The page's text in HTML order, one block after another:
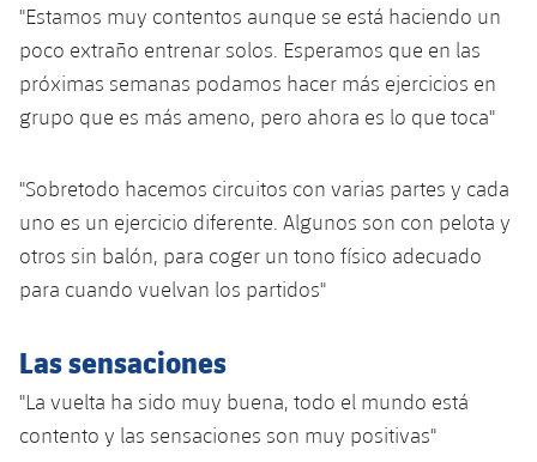
Jugadores
Fotos
Palmarés
Clasificaciones
Infantil
Alevín
Información general
plusicon
más
Noticias
Atletismo
plusicon
más
Masculino
Femenino
Actualidad
Jugadores
Resultados
Clasificaciones
Hockey sobre hielo
plusicon
más
Actualidad
Calendario
Hockey hierba
plusicon
más
Hockey Hierba Masculino
Patinaje artístico
plusicon
más
Actualidad
Escuela de Patinaje
"Estamos muy contentos aunque se está haciendo un
poco extraño entrenar solos. Esperamos que en las
próximas semanas podamos hacer más ejercicios en
grupo que es más ameno, pero ahora es lo que toca"
"Sobretodo hacemos circuitos con varias partes y cada
uno es un ejercicio diferente. Algunos son con pelota y
otros sin balón, para coger un tono físico adecuado
para cuando vuelvan los partidos"
Las sensaciones
"La vuelta ha sido muy buena, todo el mundo está
contento y las sensaciones son muy positivas"